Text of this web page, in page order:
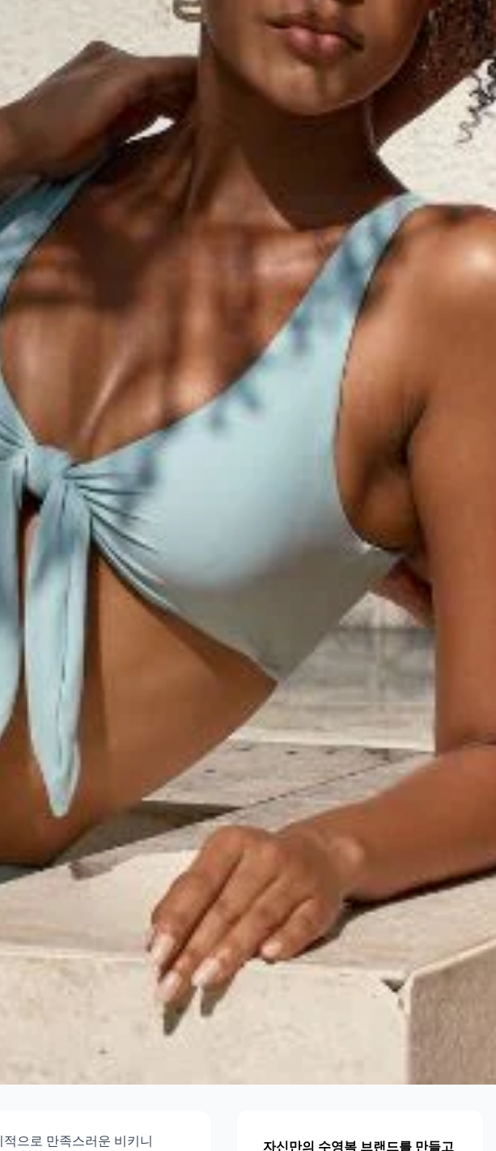
으로 만족스러운 비키니
자신만의 수영복 브랜드를 만들고